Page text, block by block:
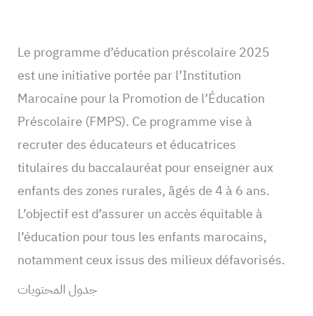
Le programme d’éducation préscolaire 2025
est une initiative portée par l’Institution
Marocaine pour la Promotion de l’Éducation
Préscolaire (FMPS). Ce programme vise à
recruter des éducateurs et éducatrices
titulaires du baccalauréat pour enseigner aux
enfants des zones rurales, âgés de 4 à 6 ans.
L’objectif est d’assurer un accès équitable à
l’éducation pour tous les enfants marocains,
notamment ceux issus des milieux défavorisés.
جدول المحتويات